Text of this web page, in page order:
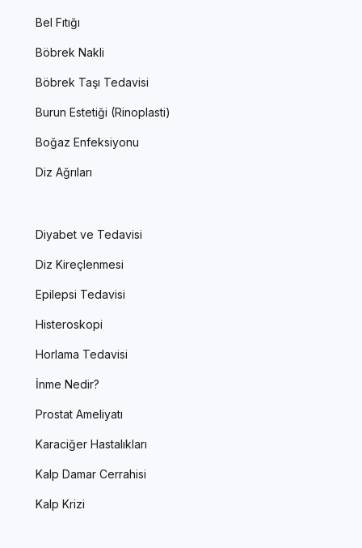
Bel Fıtığı
Böbrek Nakli
Böbrek Taşı Tedavisi
Burun Estetiği (Rinoplasti)
Boğaz Enfeksiyonu
Diz Ağrıları
Diyabet ve Tedavisi
Diz Kireçlenmesi
Epilepsi Tedavisi
Histeroskopi
Horlama Tedavisi
İnme Nedir?
Prostat Ameliyatı
Karaciğer Hastalıkları
Kalp Damar Cerrahisi
Kalp Krizi